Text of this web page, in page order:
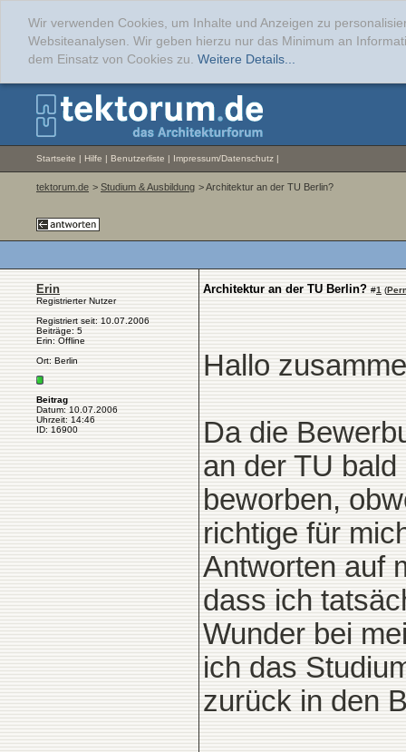
Wir verwenden Cookies, um Inhalte und Anzeigen zu
Websiteanalysen. Wir geben hierzu nur das Minimum an
dem Einsatz von Cookies zu. Weitere Details...
Startseite | Hilfe | Benutzerliste | Impressum/Datenschutz |
tektorum.de > Studium & Ausbildung > Architektur an der TU Berlin?
Erin
Registrierter Nutzer
Registriert seit: 10.07.2006
Beiträge: 5
Erin: Offline
Ort: Berlin
Beitrag
Datum: 10.07.2006
Uhrzeit: 14:46
ID: 16900
Architektur an der TU Berlin? #1 (
Hallo
Da die
an der TU
beworben,
richtige für
Antworten auf
dass ich
Wunder bei
ich das
zurück in den